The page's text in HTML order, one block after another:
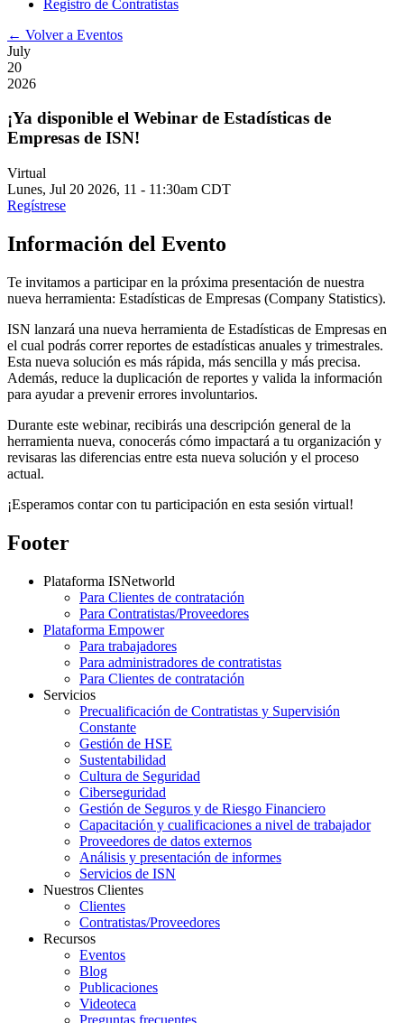
Registro de Contratistas
← Volver a Eventos
July
20
2026
¡Ya disponible el Webinar de Estadísticas de
Empresas de ISN!
Virtual
Lunes, Jul 20 2026, 11 - 11:30am CDT
Regístrese
Información del Evento
Te invitamos a participar en la próxima presentación de nuestra
nueva herramienta: Estadísticas de Empresas (Company Statistics).
ISN lanzará una nueva herramienta de Estadísticas de Empresas en
el cual podrás correr reportes de estadísticas anuales y trimestrales.
Esta nueva solución es más rápida, más sencilla y más precisa.
Además, reduce la duplicación de reportes y valida la información
para ayudar a prevenir errores involuntarios.
Durante este webinar, recibirás una descripción general de la
herramienta nueva, conocerás cómo impactará a tu organización y
revisaras las diferencias entre esta nueva solución y el proceso
actual.
¡Esperamos contar con tu participación en esta sesión virtual!
Footer
Plataforma ISNetworld
Para Clientes de contratación
Para Contratistas/Proveedores
Plataforma Empower
Para trabajadores
Para administradores de contratistas
Para Clientes de contratación
Servicios
Precualificación de Contratistas y Supervisión
Constante
Gestión de HSE
Sustentabilidad
Cultura de Seguridad
Ciberseguridad
Gestión de Seguros y de Riesgo Financiero
Capacitación y cualificaciones a nivel de trabajador
Proveedores de datos externos
Análisis y presentación de informes
Servicios de ISN
Nuestros Clientes
Clientes
Contratistas/Proveedores
Recursos
Eventos
Blog
Publicaciones
Videoteca
Preguntas frecuentes